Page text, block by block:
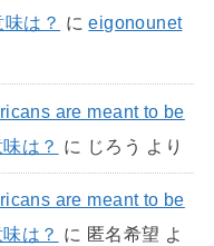
は？ にeigonounet
are meant to be
は？ に じろう より
are meant to be
は？ に 匿名希望 よ